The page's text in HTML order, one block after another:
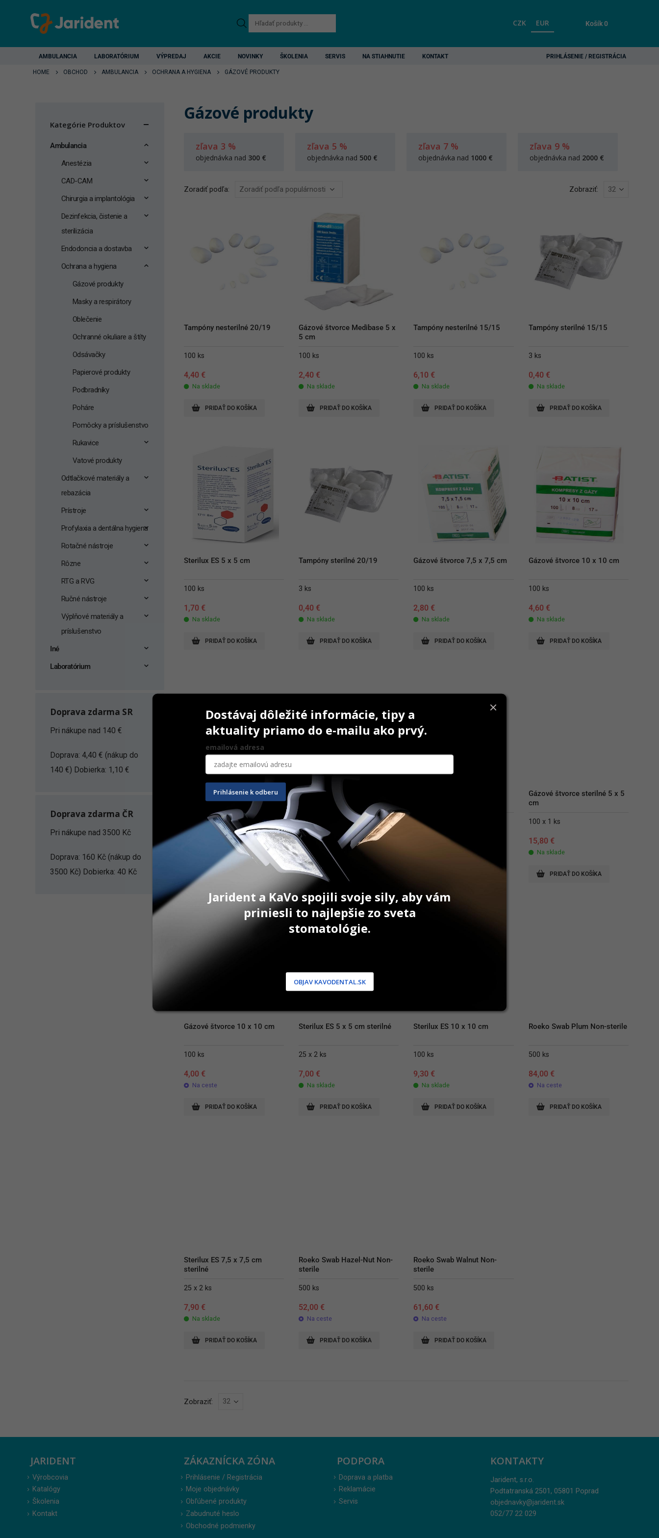
Products
search
CZK EUR Košík0
AMBULANCIA LABORATÓRIUM VÝPREDAJ AKCIE NOVINKY ŠKOLENIA SERVIS NA STIAHNUTIE KONTAKT PRIHLÁSENIE / REGISTRÁCIA
HOME OBCHOD AMBULANCIA OCHRANA A HYGIENA GÁZOVÉ PRODUKTY
Gázové produkty
zľava 3 %
objednávka nad 300 €
zľava 5 %
objednávka nad 500 €
zľava 7 %
objednávka nad 1000 €
zľava 9 %
objednávka nad 2000 €
Zoradiť podľa: Zobraziť:
Tampóny nesterilné 20/19
100 ks
4,40 €
Na sklade
PRIDAŤ DO KOŠÍKA
Gázové štvorce Medibase 5 x
5 cm
100 ks
2,40 €
Na sklade
PRIDAŤ DO KOŠÍKA
Tampóny nesterilné 15/15
100 ks
6,10 €
Na sklade
PRIDAŤ DO KOŠÍKA
Tampóny sterilné 15/15
3 ks
0,40 €
Na sklade
PRIDAŤ DO KOŠÍKA
Sterilux ES 5 x 5 cm
100 ks
1,70 €
Na sklade
PRIDAŤ DO KOŠÍKA
Tampóny sterilné 20/19
3 ks
0,40 €
Na sklade
PRIDAŤ DO KOŠÍKA
Gázové štvorce 7,5 x 7,5 cm
100 ks
2,80 €
Na sklade
PRIDAŤ DO KOŠÍKA
Gázové štvorce 10 x 10 cm
100 ks
4,60 €
Na sklade
PRIDAŤ DO KOŠÍKA
Tampóny nesterilné 25/25
50 ks
PRIDAŤ DO KOŠÍKA
Gázové štvorce 5 x 5 cm
100 ks
1,20€
Na sklade
PRIDAŤ DO KOŠÍKA
100 ks
Gázové štvorce sterilné 5 x 5
cm
100 x 1 ks
15,80 €
Na sklade
PRIDAŤ DO KOŠÍKA
Gázové štvorce 10 x 10 cm
100 ks
4,00 €
Na ceste
PRIDAŤ DO KOŠÍKA
Sterilux ES 5 x 5 cm sterilné
25 x 2 ks
7,00 €
Na sklade
PRIDAŤ DO KOŠÍKA
Sterilux ES 10 x 10 cm
100 ks
9,30 €
Na sklade
PRIDAŤ DO KOŠÍKA
Roeko Swab Plum Non-sterile
500 ks
84,00 €
Na ceste
PRIDAŤ DO KOŠÍKA
Sterilux ES 7,5 x 7,5 cm
sterilné
25 x 2 ks
7,90 €
Na sklade
PRIDAŤ DO KOŠÍKA
Roeko Swab Hazel-Nut Non-
sterile
500 ks
52,00 €
Na ceste
PRIDAŤ DO KOŠÍKA
Roeko Swab Walnut Non-
sterile
500 ks
61,60 €
Na ceste
PRIDAŤ DO KOŠÍKA
Zobraziť:
Kategórie Produktov
Ambulancia
Anestézia
CAD-CAM
Chirurgia a implantológia
Dezinfekcia, čistenie a
sterilizácia
Endodoncia a dostavba
Ochrana a hygiena
Gázové produkty
Masky a respirátory
Oblečenie
Ochranné okuliare a štíty
Odsávačky
Papierové produkty
Podbradníky
Poháre
Pomôcky a príslušenstvo
Rukavice
Vatové produkty
Odtlačkové materiály a
rebazácia
Prístroje
Profylaxia a dentálna hygiena
Rotačné nástroje
Rôzne
RTG a RVG
Ručné nástroje
Výplňové materiály a
príslušenstvo
Iné
Laboratórium
Doprava zdarma SR
Pri nákupe nad 140 €
Doprava: 4,40 € (nákup do
140 €) Dobierka: 1,10 €
Doprava zdarma ČR
Pri nákupe nad 3500 Kč
Doprava: 160 Kč (nákup do
3500 Kč) Dobierka: 40 Kč
JARIDENT
Výrobcovia
Katalógy
Školenia
Kontakt
ZÁKAZNÍCKA ZÓNA
Prihlásenie / Registrácia
Moje objednávky
Obľúbené produkty
Zabudnuté heslo
Obchodné podmienky
PODPORA
Doprava a platba
Reklamácie
Servis
KONTAKTY
Jarident, s.r.o.
Podtatranská 2501, 05801 Poprad
objednavky@jarident.sk
052/77 22 029
Dostávaj dôležité informácie, tipy a
aktuality priamo do e-mailu ako prvý.
emailová adresa
Prihlásenie k odberu
Jarident a KaVo spojili svoje sily, aby vám
priniesli to najlepšie zo sveta
stomatológie.
OBJAV KAVODENTAL.SK